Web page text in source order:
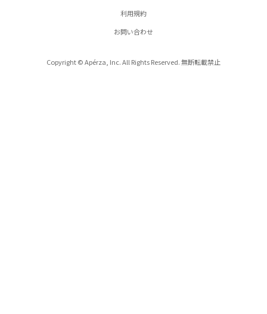
利用規約
お問い合わせ
Copyright © Apérza, Inc. All Rights Reserved. 無断転載禁止